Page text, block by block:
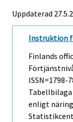
Uppdaterad
Instruktion
Finlands
ISSN=1798-
Tabellbilaga
enligt